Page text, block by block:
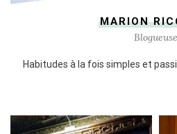
MARION
Blogueuse
Habitudes à la fois simples et